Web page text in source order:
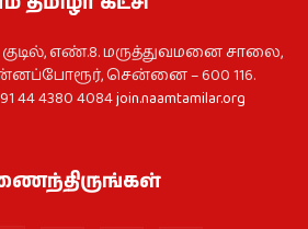
எண்.8. மருத்துவமனை சாலை,
சென்னை – 600 116.
4380 4084join.naamtamilar.org